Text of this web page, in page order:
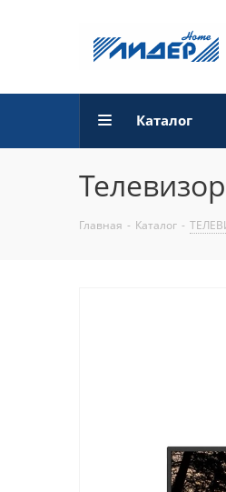
Каталог
Главная - Каталог -